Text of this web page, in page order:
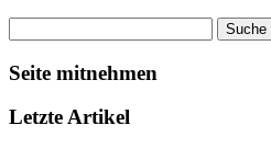
Seite mitnehmen
Letzte Artikel